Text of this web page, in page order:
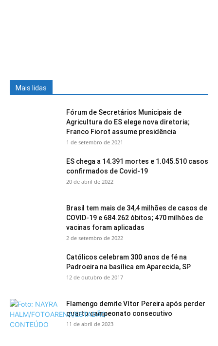
Mais lidas
Fórum de Secretários Municipais de
Agricultura do ES elege nova diretoria;
Franco Fiorot assume presidência
1 de setembro de 2021
ES chega a 14.391 mortes e 1.045.510 casos
confirmados de Covid-19
20 de abril de 2022
Brasil tem mais de 34,4 milhões de casos de
COVID-19 e 684.262 óbitos; 470 milhões de
vacinas foram aplicadas
2 de setembro de 2022
Católicos celebram 300 anos de fé na
Padroeira na basílica em Aparecida, SP
12 de outubro de 2017
Flamengo demite Vítor Pereira após perder
quarto campeonato consecutivo
11 de abril de 2023